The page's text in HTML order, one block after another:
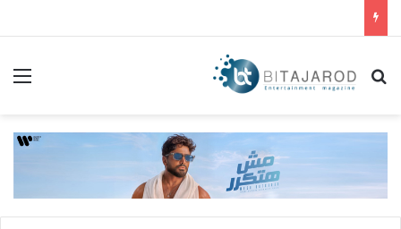
بحث عن